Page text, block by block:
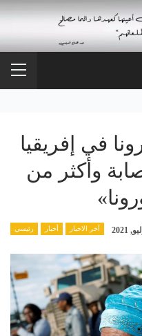
في إفريقيا
إصابة وأكثر من
آخر الاخبار أخبار رئيسي